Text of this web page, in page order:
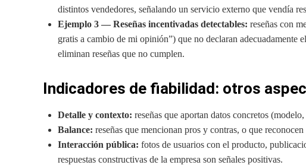
distintos vendedores, señalando un servicio externo que vendía
Ejemplo 3 — Reseñas incentivadas detectables: reseñas con
gratis a cambio de mi opinión”) que no declaran
eliminan reseñas que no cumplen.
Indicadores de fiabilidad: otros
Detalle y contexto: reseñas que aportan datos concretos
Balance: reseñas que mencionan pros y contras, o que
Interacción pública: fotos de usuarios con el producto,
respuestas constructivas de la empresa son señales positivas.